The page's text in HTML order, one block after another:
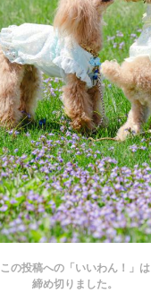
この投稿への「いいわん！」は
締め切りました。